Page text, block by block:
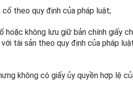
theo quy định của pháp luật;
không lưu giữ bản chính giấy
tài sản theo quy định của pháp
không có giấy ủy quyền hợp lệ